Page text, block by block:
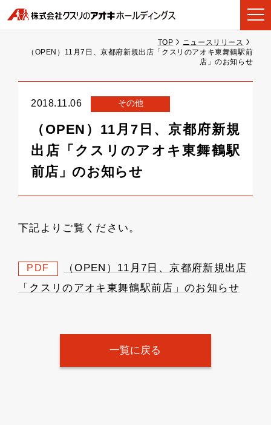
TOP
ニュースリリース
（OPEN）11月7日、京都府新規出店「クスリのアオキ東舞鶴駅前
店」のお知らせ
2018.11.06 その他
（OPEN）11月7日、京都府新規
出店「クスリのアオキ東舞鶴駅
前店」のお知らせ
下記よりご覧ください。
PDF
（OPEN）11月7日、京都府新規出店
「クスリのアオキ東舞鶴駅前店」のお知らせ
一覧に戻る